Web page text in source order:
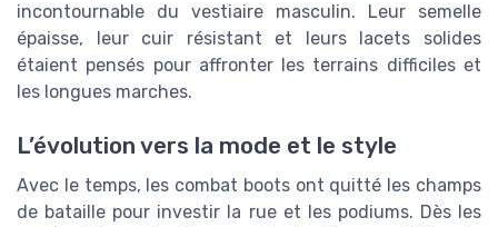
incontournable du vestiaire masculin. Leur semelle
épaisse, leur cuir résistant et leurs lacets solides
étaient pensés pour affronter les terrains difficiles et
les longues marches.
L’évolution vers la mode et le style
Avec le temps, les combat boots ont quitté les champs
de bataille pour investir la rue et les podiums. Dès les